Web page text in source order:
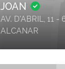
JOAN
AV. D'ABRIL, 11 -
ALCANAR